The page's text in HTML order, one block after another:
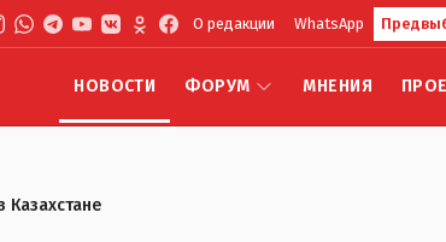
О редакции WhatsApp
НОВОСТИ ФОРУМ МНЕНИЯ
Казахстане